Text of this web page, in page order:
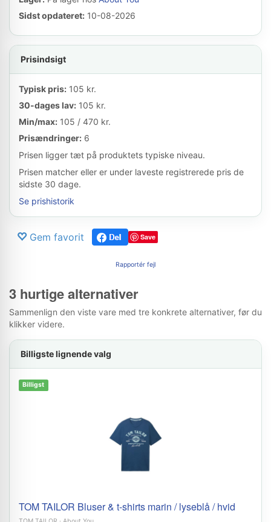
Sidst opdateret: 10-08-2026
Prisindsigt
Typisk pris: 105 kr.
30-dages lav: 105 kr.
Min/max: 105 / 470 kr.
Prisændringer: 6
Prisen ligger tæt på produktets typiske niveau.
Prisen matcher eller er under laveste registrerede pris de
sidste 30 dage.
Se prishistorik
Gem favorit Save
Rapportér fejl
3 hurtige alternativer
Sammenlign den viste vare med tre konkrete alternativer, før du
klikker videre.
Billigste lignende valg
Billigst
TOM TAILOR Bluser & t-shirts marin / lyseblå / hvid